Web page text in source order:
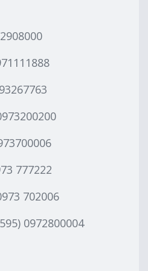
777222
702006
0972800004